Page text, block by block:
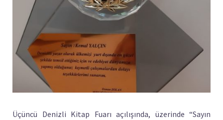
Üçüncü Denizli Kitap Fuarı açılışında, üzerinde “Sayın